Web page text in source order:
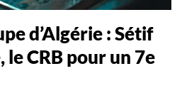
d’Algérie : Sétif
CRB pour un 7e